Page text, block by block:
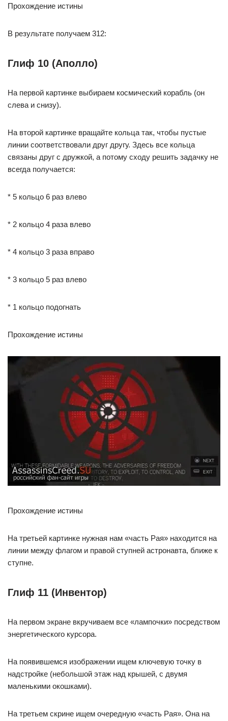
Прохождение истины
В результате получаем 312:
Глиф 10 (Аполло)
На первой картинке выбираем космический корабль (он
слева и снизу).
На второй картинке вращайте кольца так, чтобы пустые
линии соответствовали друг другу. Здесь все кольца
связаны друг с дружкой, а потому сходу решить задачку не
всегда получается:
* 5 кольцо 6 раз влево
* 2 кольцо 4 раза влево
* 4 кольцо 3 раза вправо
* 3 кольцо 5 раз влево
* 1 кольцо подогнать
Прохождение истины
Прохождение истины
На третьей картинке нужная нам «часть Рая» находится на
линии между флагом и правой ступней астронавта, ближе к
ступне.
Глиф 11 (Инвентор)
На первом экране вкручиваем все «лампочки» посредством
энергетического курсора.
На появившемся изображении ищем ключевую точку в
надстройке (небольшой этаж над крышей, с двумя
маленькими окошками).
На третьем скрине ищем очередную «часть Рая». Она на